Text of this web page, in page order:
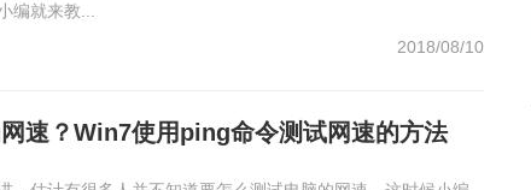
编就来教...
2018/08/10
速？Win7使用ping命令测试网速的方法